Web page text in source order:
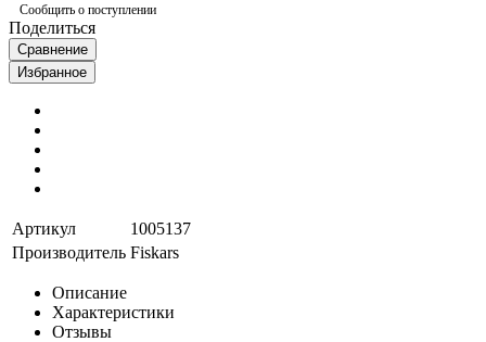
Сообщить о поступлении
Поделиться
Сравнение
Избранное
Артикул
1005137
Производитель Fiskars
Описание
Характеристики
Отзывы